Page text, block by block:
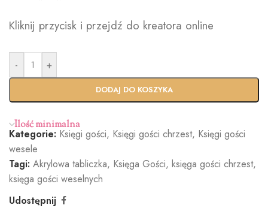
Kliknij przycisk i przejdź do kreatora online
- +
DODAJ DO KOSZYKA
Ilość minimalna
Kategorie: Księgi gości, Księgi gości chrzest, Księgi gości
wesele
Tagi: Akrylowa tabliczka, Księga Gości, księga gości chrzest,
księga gości weselnych
Udostępnij